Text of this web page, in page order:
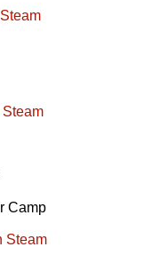
Steam
Camp
Steam